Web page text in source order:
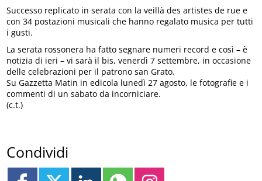
Successo replicato in serata con la veillà des artistes de rue e
con 34 postazioni musicali che hanno regalato musica per tutti
i gusti.
La serata rossonera ha fatto segnare numeri record e così – è
notizia di ieri – vi sarà il bis, venerdì 7 settembre, in occasione
delle celebrazioni per il patrono san Grato.
Su Gazzetta Matin in edicola lunedì 27 agosto, le fotografie e i
commenti di un sabato da incorniciare.
(c.t.)
Condividi